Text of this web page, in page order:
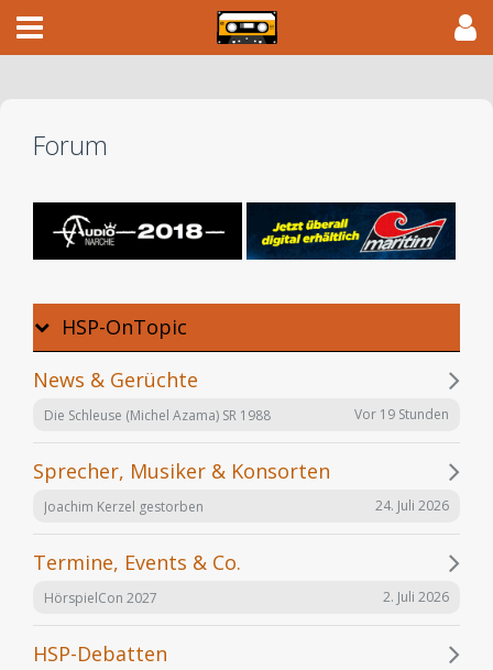
Forum
HSP-OnTopic
News & Gerüchte
Die Schleuse (Michel Azama) SR 1988 Vor 19 Stunden
Sprecher, Musiker & Konsorten
Joachim Kerzel gestorben 24. Juli 2026
Termine, Events & Co.
HörspielCon 2027 2. Juli 2026
HSP-Debatten